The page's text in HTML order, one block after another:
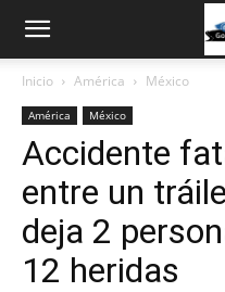
Inicio América México
América México
Accidente
entre un
deja 2
12 heridas